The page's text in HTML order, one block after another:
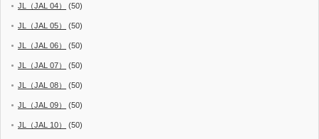
JL（JAL 04） (50)
JL（JAL 05） (50)
JL（JAL 06） (50)
JL（JAL 07） (50)
JL（JAL 08） (50)
JL（JAL 09） (50)
JL（JAL 10） (50)